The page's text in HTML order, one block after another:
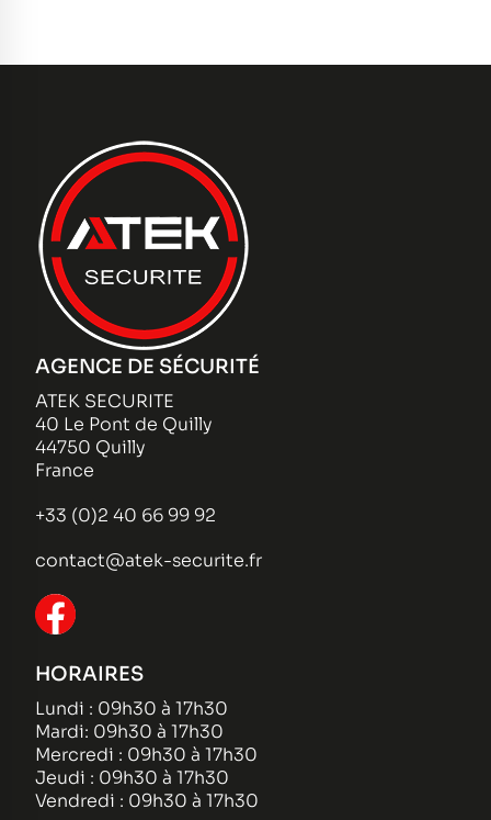
AGENCE DE SÉCURITÉ
ATEK SECURITE
40 Le Pont de Quilly
44750 Quilly
France
+33 (0)2 40 66 99 92
contact@atek-securite.fr
HORAIRES
Lundi : 09h30 à 17h30
Mardi: 09h30 à 17h30
Mercredi : 09h30 à 17h30
Jeudi : 09h30 à 17h30
Vendredi : 09h30 à 17h30